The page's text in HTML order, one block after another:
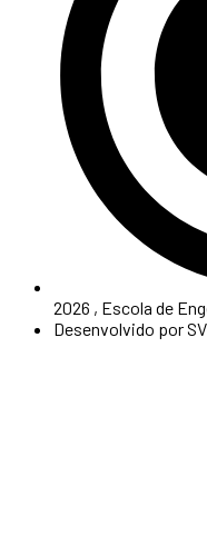
2026 , Escola de
Desenvolvido por